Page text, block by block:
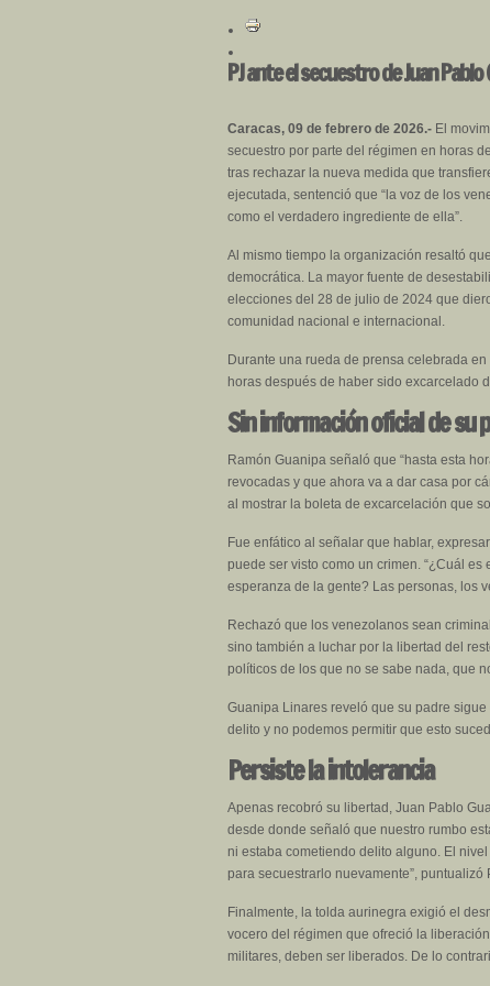
PJ ante el secuestro de Juan
Caracas, 09 de febrero de 2026.- El
secuestro por parte del régimen en horas
tras rechazar la nueva medida que
ejecutada, sentenció que “la voz de los
como el verdadero ingrediente de ella”.
Al mismo tiempo la organización resaltó
democrática. La mayor fuente de
elecciones del 28 de julio de 2024 que
comunidad nacional e internacional.
Durante una rueda de prensa celebrada
horas después de haber sido excarcelado
Sin información oficial de su
Ramón Guanipa señaló que “hasta esta
revocadas y que ahora va a dar casa por
al mostrar la boleta de excarcelación que
Fue enfático al señalar que hablar,
puede ser visto como un crimen. “¿Cuál
esperanza de la gente? Las personas, los
Rechazó que los venezolanos sean
sino también a luchar por la libertad del
políticos de los que no se sabe nada, que
Guanipa Linares reveló que su padre
delito y no podemos permitir que esto
Persiste la intolerancia
Apenas recobró su libertad, Juan Pablo
desde donde señaló que nuestro rumbo
ni estaba cometiendo delito alguno. El
para secuestrarlo nuevamente”, puntualizó
Finalmente, la tolda aurinegra exigió el
vocero del régimen que ofreció la
militares, deben ser liberados. De lo